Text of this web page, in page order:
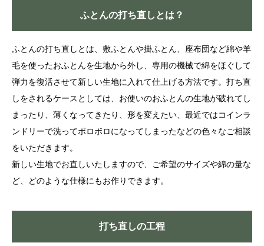
ふとんの打ち直しとは？
ふとんの打ち直しとは、敷ふとんや掛ふとん、座布団など綿や羊
毛を使ったおふとんを生地から外し、専用の機械で綿をほぐして
弾力を復活させて新しい生地に入れて仕上げる方法です。打ち直
しをされるケースとしては、お使いのおふとんの生地が破れてし
まったり、薄くなってきたり、形を変えたい、最近ではコインラ
ンドリーで洗ってボロボロになってしまったなどの色々なご相談
をいただきます。
新しい生地でお直しいたしますので、ご希望のサイズや綿の量な
ど、どのような仕様にもお作りできます。
打ち直しの工程